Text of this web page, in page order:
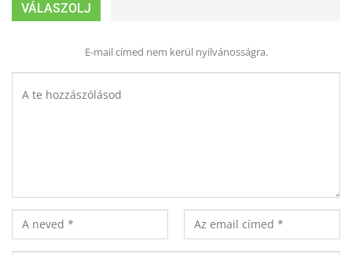
VÁLASZOLJ
E-mail címed nem kerül nyilvánosságra.